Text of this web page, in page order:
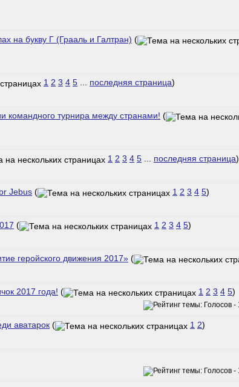
на букву Г (Грааль и Галтран) (
1 2 3 4 5 ... последняя страница)
турнира между странами! (
1 2 3 4 5 ... последняя страница)
Jebus ( 1 2 3 4 5)
( 1 2 3 4 5)
геройского движения 2017» (
2017 года! ( 1 2 3 4 5)
аватарок ( 1 2)